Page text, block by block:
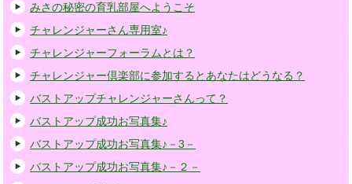
みさの秘密の育乳部屋へようこそ
チャレンジャーさん専用室♪
チャレンジャーフォーラムとは？
チャレンジャー倶楽部に参加するとあなたはどうなる？
バストアップチャレンジャーさんって？
バストアップ成功お写真集♪
バストアップ成功お写真集♪－3－
バストアップ成功お写真集♪－２－